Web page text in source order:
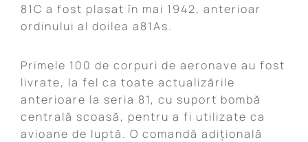
81C a fost plasat în mai 1942, anterioar
ordinului al doilea a81As.
Primele 100 de corpuri de aeronave au fost
livrate, la fel ca toate actualizările
anterioare la seria 81, cu suport bombă
centrală scoasă, pentru a fi utilizate ca
avioane de luptă. O comandă adițională